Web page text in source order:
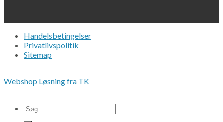
Handelsbetingelser
Privatlivspolitik
Sitemap
Webshop Løsning fra TK
Søg
efter: